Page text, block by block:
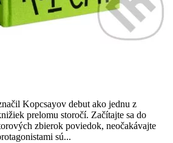
Kopcsayov debut ako jednu z
prelomu storočí. Začítajte sa do
zbierok poviedok, neočakávajte
sú...